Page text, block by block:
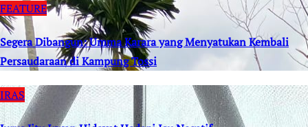
FEATURE
Segera Dibangun: Umma Karara yang Menyatukan Kembali
Persaudaraan di Kampung Tossi
IRAS